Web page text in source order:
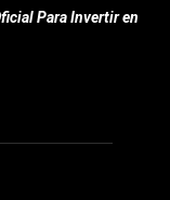
Para Invertir en